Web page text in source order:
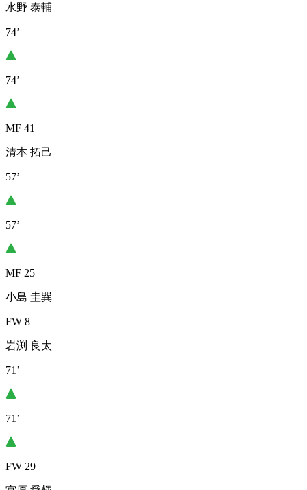
水野 泰輔
74’
74’
MF 41
清本 拓己
57’
57’
MF 25
小島 圭巽
FW 8
岩渕 良太
71’
71’
FW 29